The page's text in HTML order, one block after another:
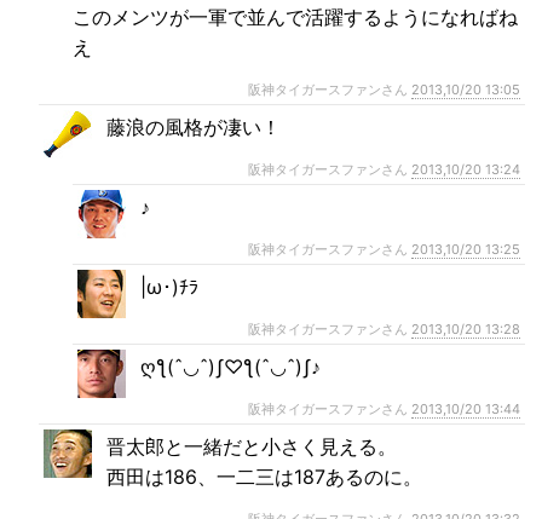
このメンツが一軍で並んで活躍するようになればね
え
阪神タイガースファンさん 2013,10/20 13:05
藤浪の風格が凄い！
阪神タイガースファンさん 2013,10/20 13:24
♪
阪神タイガースファンさん 2013,10/20 13:25
|ω･)ﾁﾗ
阪神タイガースファンさん 2013,10/20 13:28
ღƪ(ˆ◡ˆ)ʃ♡ƪ(ˆ◡ˆ)ʃ♪
阪神タイガースファンさん 2013,10/20 13:44
晋太郎と一緒だと小さく見える。
西田は186、一二三は187あるのに。